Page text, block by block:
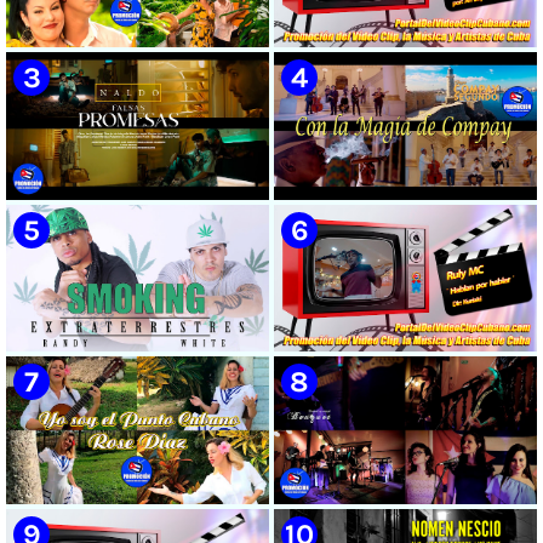
🟡 Susel Gómez (La China) ||
¨Oye Mi Leloley¨ || Director:
Onelio Jesús Larralde González
|| Música popular bailable
cubana || Videoclip || CUBA
🟡 El Taiger & El Happy ||
¨Habla Matador¨ || Videoclip
Animado || Director: Arí Bayolo
|| Música Urbana Cubana ||
CUBA
🟡 Naldo - ¨Falsas Promesas¨ 📺
Videoclip - 🎬 Dirección:
Visualeme
🟡 Grupo Compay Segundo ||
¨Con La Magia de Compay¨ ||
Música popular tradicional
cubana || Videoclip || CUBA
🟡 Randy & White -
Extraterrestres - ¨Smoking¨ -
Videoclip - Dirección: Pepe
Salom
🟡 Ruly MC || ¨Hablan por
hablar¨ || Realizador: Kuriaki ||
Videoclip || Música Urbana
Cubana || RAP || CUBA